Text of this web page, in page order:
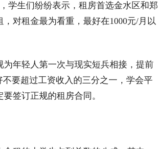
生们纷纷表示，租房首选金水区和郑
对租金最为看重，最好在1000元/月以
年轻人第一次与现实短兵相接，提前
要超过工资收入的三分之一，学会平
签订正规的租房合同。